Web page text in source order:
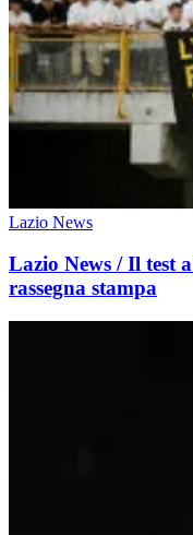
Lazio News
Lazio News / Il test
rassegna stampa